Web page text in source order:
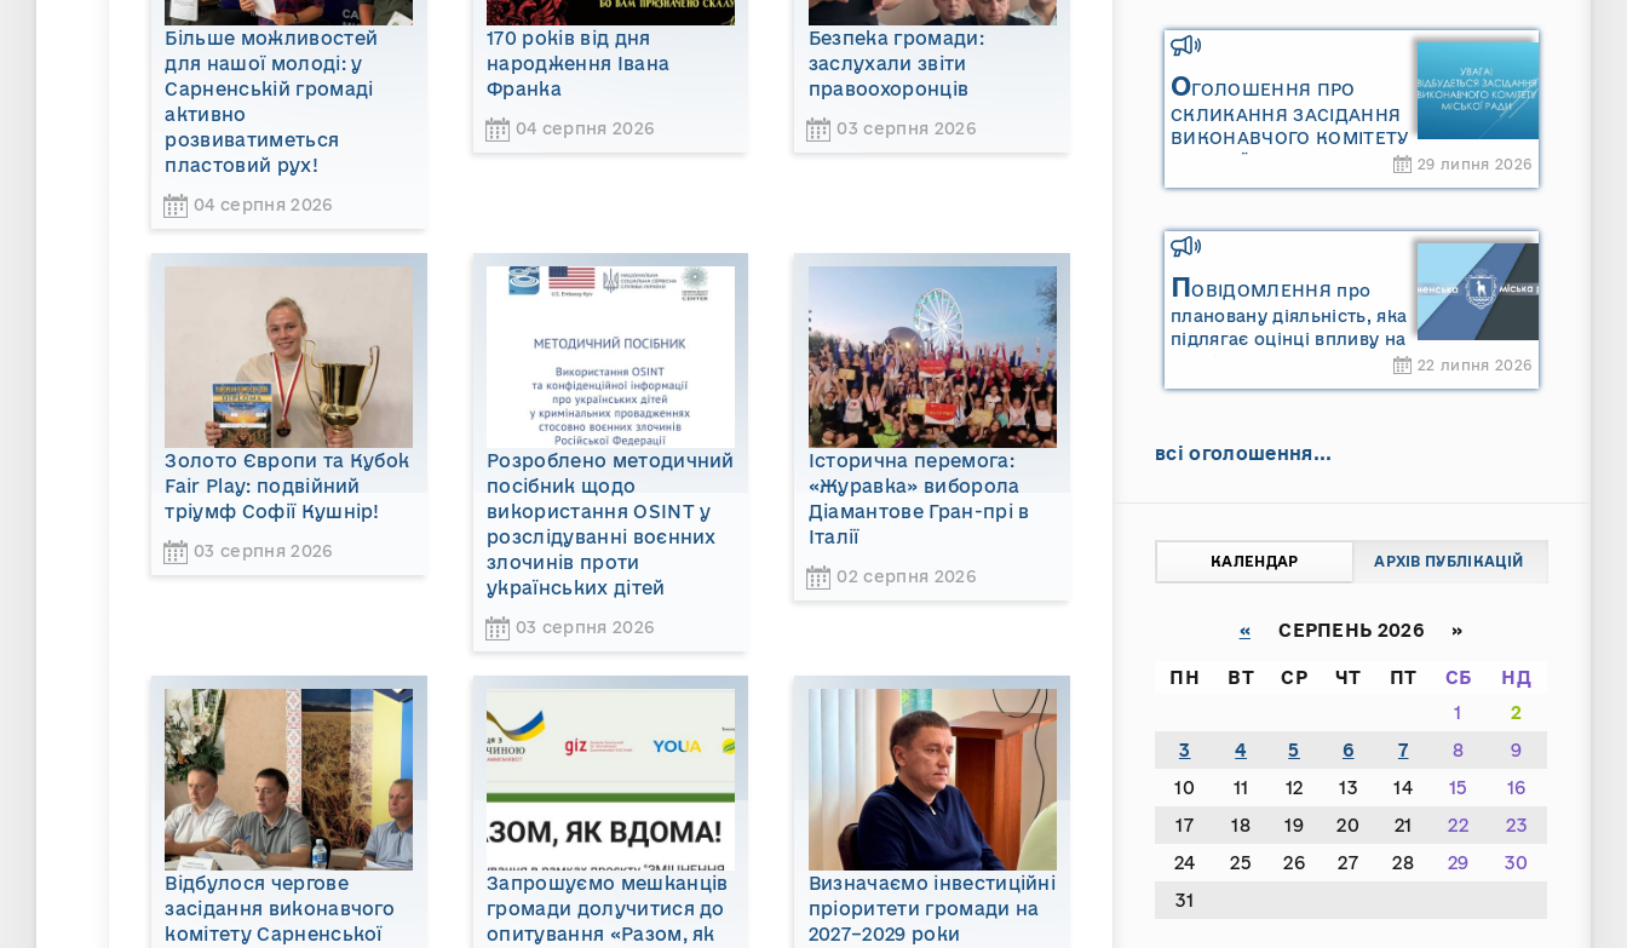
Більше можливостей
для нашої молоді: у
Сарненській громаді
активно
розвиватиметься
пластовий рух!
04 серпня 2026
170 років від дня
народження Івана
Франка
04 серпня 2026
Безпека громади:
заслухали звіти
правоохоронців
03 серпня 2026
Золото Європи та Кубок
Fair Play: подвійний
тріумф Софії Кушнір!
03 серпня 2026
Розроблено методичний
посібник щодо
використання OSINT у
розслідуванні воєнних
злочинів проти
українських дітей
03 серпня 2026
Історична перемога:
«Журавка» виборола
Діамантове Гран-прі в
Італії
02 серпня 2026
Відбулося чергове
засідання виконавчого
комітету Сарненської
Запрошуємо мешканців
громади долучитися до
опитування «Разом, як
Визначаємо інвестиційні
пріоритети громади на
2027–2029 роки
та «Звіту про стратегічну
екологічну оцінку
«Місцевого плану
управління відходами
Сарненської міської
територіальної громади»
ОГОЛОШЕННЯ ПРО
СКЛИКАННЯ ЗАСІДАННЯ
ВИКОНАВЧОГО КОМІТЕТУ
МІСЬКОЇ РАДИ
29 липня 2026
ПОВІДОМЛЕННЯ про
плановану діяльність, яка
підлягає оцінці впливу на
довкілля ТОВАРИСТВО З
ОБМЕЖЕНОЮ
22 липня 2026
всі оголошення...
КАЛЕНДАР АРХІВ ПУБЛІКАЦІЙ
«СЕРПЕНЬ 2026 »
ПН ВТ СР ЧТ ПТ СБ
НД
1
2
3
4 5 6 7 8
9
10
11 12 13 14 15
16
17
18 19 20 21 22
23
24
25 26 27 28 29
30
31